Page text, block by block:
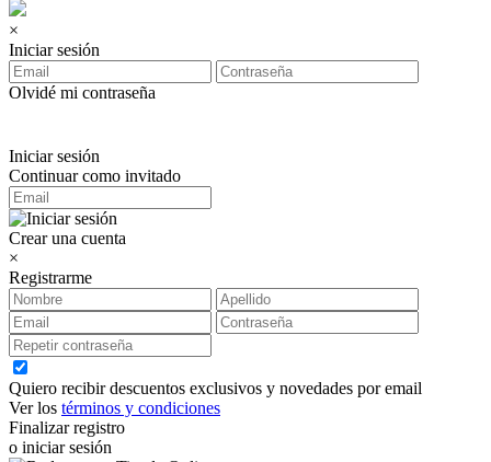
×
Iniciar sesión
Olvidé mi contraseña
Iniciar sesión
Continuar como invitado
Crear una cuenta
×
Registrarme
Quiero recibir descuentos exclusivos y novedades por email
Ver los términos y condiciones
Finalizar registro
o iniciar sesión